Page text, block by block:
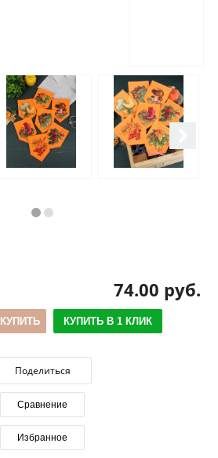
74.00 руб.
КУПИТЬ КУПИТЬ В 1 КЛИК
Поделиться
Сравнение
Избранное